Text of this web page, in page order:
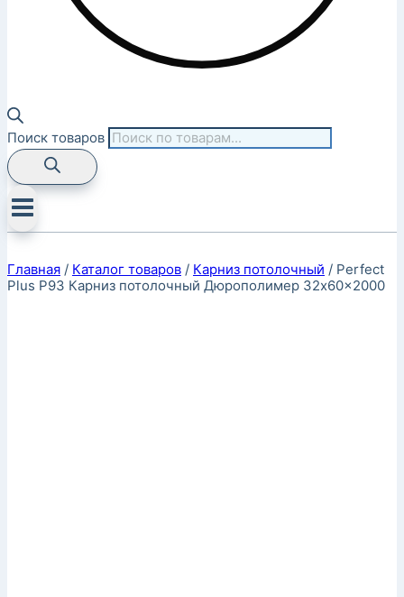
Поиск товаров
Главная / Каталог товаров / Карниз потолочный / Perfect
Plus P93 Карниз потолочный Дюрополимер 32x60x2000